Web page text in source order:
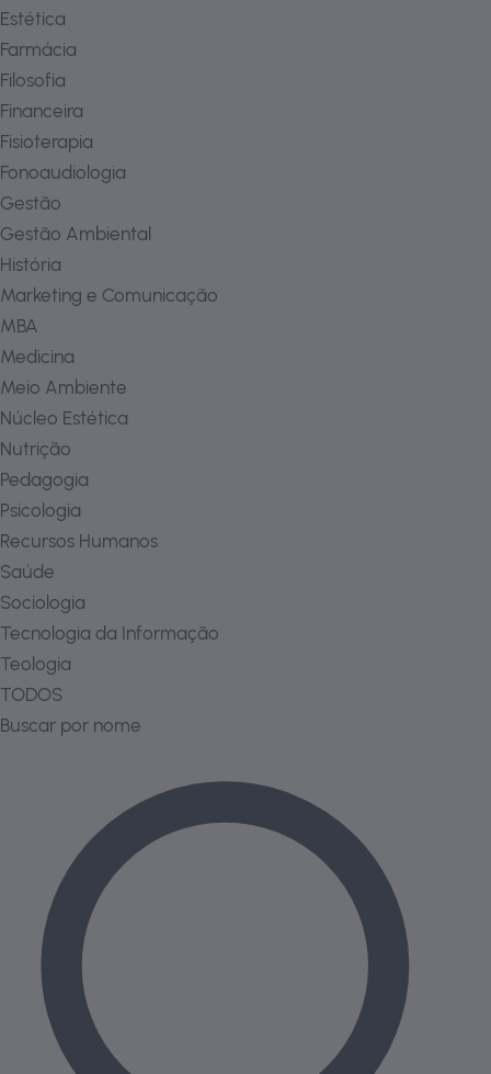
Estética
Farmácia
Filosofia
Financeira
Fisioterapia
Fonoaudiologia
Gestão
Gestão Ambiental
História
Marketing e Comunicação
MBA
Medicina
Meio Ambiente
Núcleo Estética
Nutrição
Pedagogia
Psicologia
Recursos Humanos
Saúde
Sociologia
Tecnologia da Informação
Teologia
TODOS
Buscar por nome